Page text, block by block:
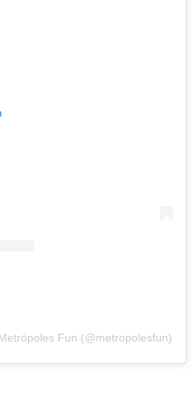
Fun (@metropolesfun)